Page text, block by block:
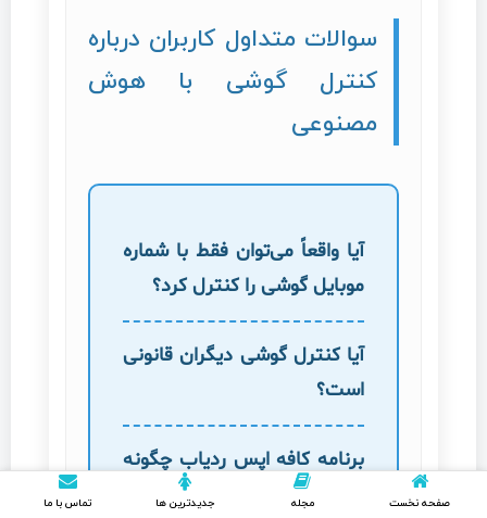
سوالات متداول کاربران درباره
کنترل گوشی با هوش
مصنوعی
آیا واقعاً می‌توان فقط با شماره
موبایل گوشی را کنترل کرد؟
آیا کنترل گوشی دیگران قانونی
است؟
برنامه کافه اپس ردیاب چگونه
کار می‌کند؟
صفحه نخست مجله جدیدترین ها تماس با ما